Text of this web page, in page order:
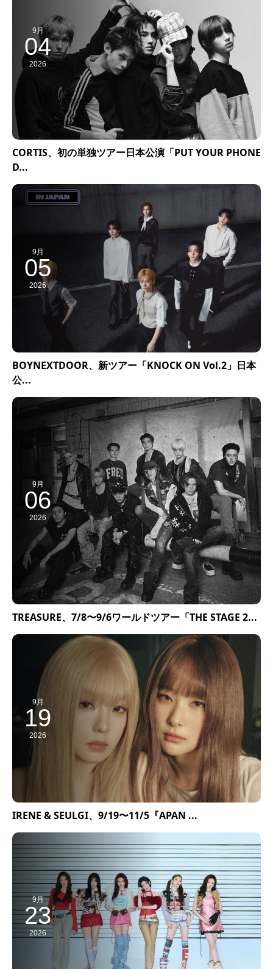
9月
04
2026
CORTIS、初の単独ツアー日本公演「PUT YOUR PHONE
D...
9月
05
2026
BOYNEXTDOOR、新ツアー「KNOCK ON Vol.2」日本
公...
9月
06
2026
TREASURE、7/8〜9/6ワールドツアー「THE STAGE 2...
9月
19
2026
IRENE & SEULGI、9/19〜11/5『APAN ...
9月
23
2026